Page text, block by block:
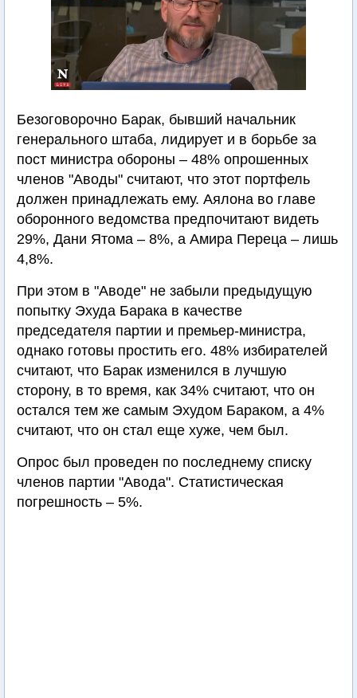
Безоговорочно Барак, бывший начальник
генерального штаба, лидирует и в борьбе за
пост министра обороны – 48% опрошенных
членов "Аводы" считают, что этот портфель
должен принадлежать ему. Аялона во главе
оборонного ведомства предпочитают видеть
29%, Дани Ятома – 8%, а Амира Переца – лишь
4,8%.
При этом в "Аводе" не забыли предыдущую
попытку Эхуда Барака в качестве
председателя партии и премьер-министра,
однако готовы простить его. 48% избирателей
считают, что Барак изменился в лучшую
сторону, в то время, как 34% считают, что он
остался тем же самым Эхудом Бараком, а 4%
считают, что он стал еще хуже, чем был.
Опрос был проведен по последнему списку
членов партии "Авода". Статистическая
погрешность – 5%.